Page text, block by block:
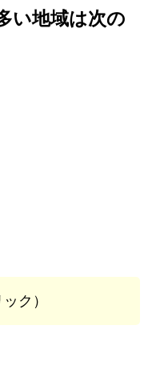
い地域は次の
ク）